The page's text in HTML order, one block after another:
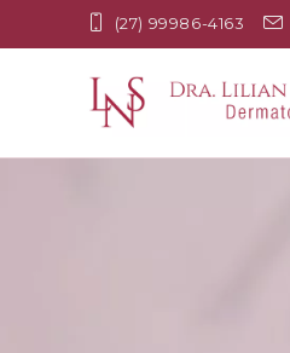
(27) 99986-4163